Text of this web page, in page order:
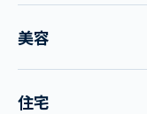
美容
住宅